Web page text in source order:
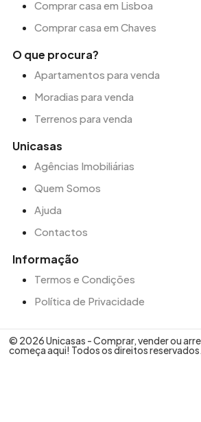
Comprar casa em Lisboa
Comprar casa em Chaves
O que procura?
Apartamentos para venda
Moradias para venda
Terrenos para venda
Unicasas
Agências Imobiliárias
Quem Somos
Ajuda
Contactos
Informação
Termos e Condições
Política de Privacidade
© 2026 Unicasas - Comprar, vender ou
começa aqui! Todos os direitos reservados.